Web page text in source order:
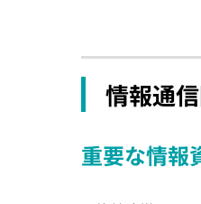
情報通
重要な情報